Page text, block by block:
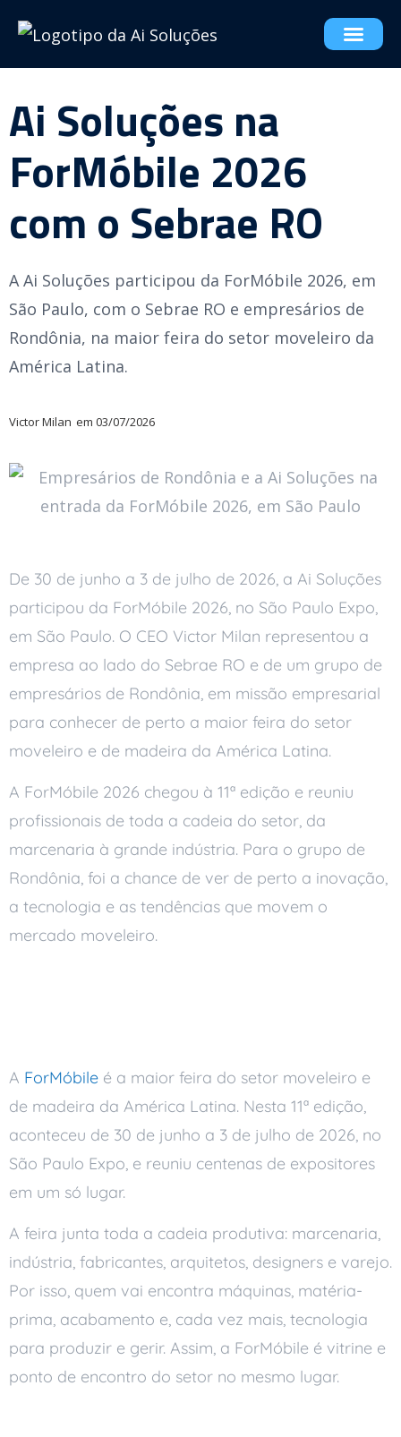
Ai Soluções na
ForMóbile 2026
com o Sebrae RO
A Ai Soluções participou da ForMóbile 2026, em
São Paulo, com o Sebrae RO e empresários de
Rondônia, na maior feira do setor moveleiro da
América Latina.
Victor Milan em 03/07/2026
De 30 de junho a 3 de julho de 2026, a Ai Soluções
participou da ForMóbile 2026, no São Paulo Expo,
em São Paulo. O CEO Victor Milan representou a
empresa ao lado do Sebrae RO e de um grupo de
empresários de Rondônia, em missão empresarial
para conhecer de perto a maior feira do setor
moveleiro e de madeira da América Latina.
A ForMóbile 2026 chegou à 11ª edição e reuniu
profissionais de toda a cadeia do setor, da
marcenaria à grande indústria. Para o grupo de
Rondônia, foi a chance de ver de perto a inovação,
a tecnologia e as tendências que movem o
mercado moveleiro.
A ForMóbile é a maior feira do setor moveleiro e
de madeira da América Latina. Nesta 11ª edição,
aconteceu de 30 de junho a 3 de julho de 2026, no
São Paulo Expo, e reuniu centenas de expositores
em um só lugar.
A feira junta toda a cadeia produtiva: marcenaria,
indústria, fabricantes, arquitetos, designers e varejo.
Por isso, quem vai encontra máquinas, matéria-
prima, acabamento e, cada vez mais, tecnologia
para produzir e gerir. Assim, a ForMóbile é vitrine e
ponto de encontro do setor no mesmo lugar.